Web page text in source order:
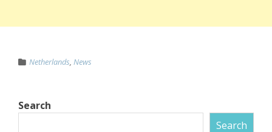
Netherlands, News
Search
Search